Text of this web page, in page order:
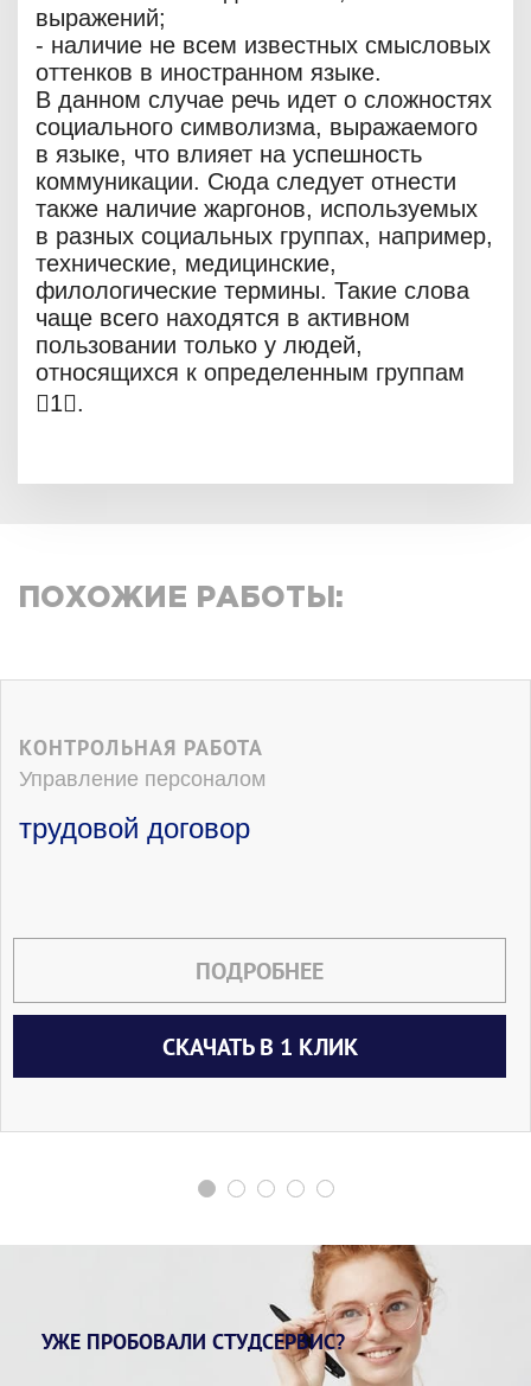
ПОХОЖИЕ РАБОТЫ:
КОНТРОЛЬНАЯ РАБОТА
Управление персоналом
трудовой договор
ПОДРОБНЕЕ
СКАЧАТЬ В 1 КЛИК
УЖЕ ПРОБОВАЛИ СТУДСЕРВИС?
выражений;
- наличие не всем известных смысловых
оттенков в иностранном языке.
В данном случае речь идет о сложностях
социального символизма, выражаемого
в языке, что влияет на успешность
коммуникации. Сюда следует отнести
также наличие жаргонов, используемых
в разных социальных группах, например,
технические, медицинские,
филологические термины. Такие слова
чаще всего находятся в активном
пользовании только у людей,
относящихся к определенным группам
1.